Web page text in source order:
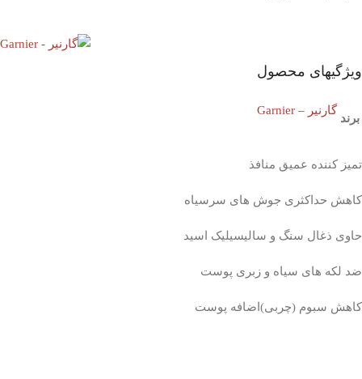
ویژگیهای محصول
برند
گارنیر – Garnier
تمیز کننده عمیق منافذ
کاهش حداکثری جوش های سرسیاه
حاوی ذغال سنگ و سالیسیلیک اسید
ضد لکه های سیاه و زبری پوست
کاهش سبوم (چربی)اضافه پوست